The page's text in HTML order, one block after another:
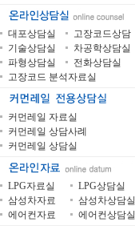
대포상담실
고장코드상담
기술상담실
차공학상담실
파형상담실
전화상담실
고장코드 분석자료실
커먼레일 자료실
커먼레일 상담사례
커먼레일 상담실
LPG자료실
LPG상담실
삼성차자료
삼성차상담실
에어컨자료
에어컨상담실